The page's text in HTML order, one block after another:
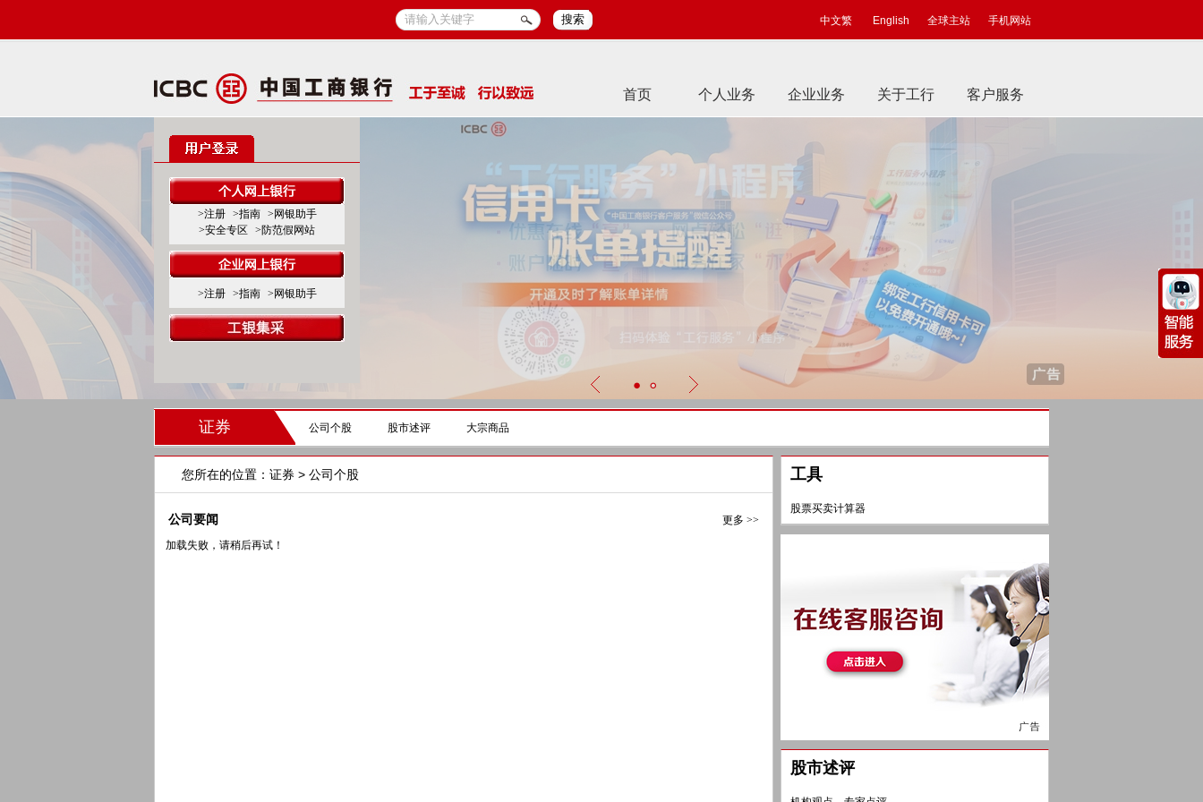
搜索 中文繁 English 全球主站 手机网站
首页 个人业务 企业业务 关于工行 客户服务
>注册 >指南
>网银助手
>安全专区
>防范假网站
>注册 >指南 >网银助手
证券 公司个股 股市述评 大宗商品
您所在的位置： 证券 > 公司个股
更多 >>
公司要闻
加载失败，请稍后再试！
工具
股票买卖计算器
股市述评